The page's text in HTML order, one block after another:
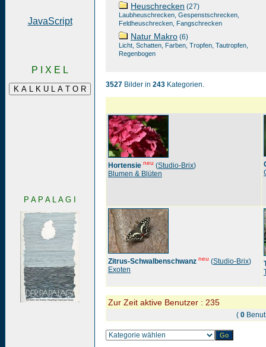
JavaScript
P I X E L
P A P A L A G I
Heuschrecken (27)
Laubheuschrecken, Gespenstschrecken,
Feldheuschrecken, Fangschrecken
Natur Makro (6)
Licht, Schatten, Farben, Tropfen, Tautropfen,
Regenbogen
3527 Bilder in 243 Kategorien.
Hortensie neu (Studio-Brix)
Blumen & Blüten
Zitrus-Schwalbenschwanz neu (Studio-Brix)
Exoten
Zur Zeit aktive Benutzer : 235
( 0